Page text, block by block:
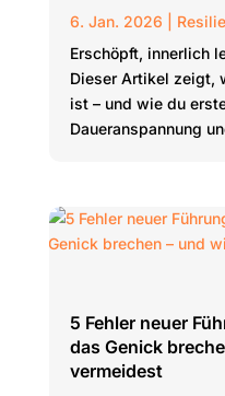
6. Jan. 2026
Erschöpft, innerlich
Dieser Artikel zeigt,
ist – und wie du
Daueranspannung
5 Fehler neuer
das Genick
vermeidest